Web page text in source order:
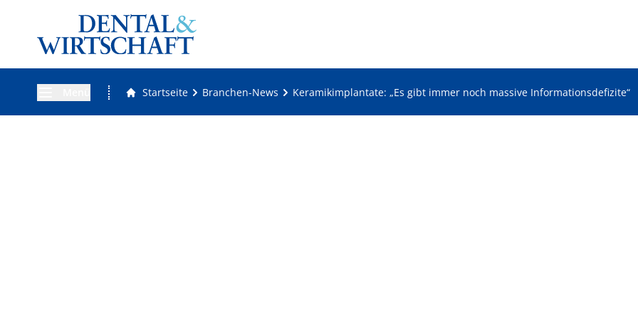
Startseite Branchen-News Keramikimplantate: „Es gibt immer noch massive Informationsdefizite“